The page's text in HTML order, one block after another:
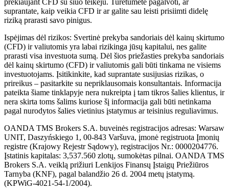
suprantate, kaip veikia CFD ir ar galite sau leisti prisiimti didelę
riziką prarasti savo pinigus.
Ispėjimas dėl rizikos: Svertinė prekyba sandoriais dėl kainų skirtumo
(CFD) ir valiutomis yra labai rizikinga jūsų kapitalui, nes galite
prarasti visa investuota sumą. Dėl šios priežasties prekyba sandoriais
dėl kainų skirtumo (CFD) ir valiutomis gali būti tinkama ne visiems
investuotojams. Įsitikinkite, kad suprantate susijusias rizikas, o
prireikus – pasitarkite su nepriklausomais konsultantais. Informacija
pateikta šiame tinklapyje nera nukreipta į tam tikros šalies klientus, ir
nera skirta toms šalims kuriose šį informacija gali būti netinkama
pagal nurodytos šalies vietinius įstatymus ar teisinius reguliavimus.
OANDA TMS Brokers S.A. buveinės registracijos adresas: Warsaw
UNIT, Daszyńskiego 1, 00-843 Varšuva, įmonė registruota Įmonių
registre (Krajowy Rejestr Sądowy), registracijos Nr.: 0000204776.
Įstatinis kapitalas: 3,537.560 zlotų, sumokėtas pilnai. OANDA TMS
Brokers S.A. veiklą prižiuri Lenkijos Finansų Įstaigų Priežiūros
Tarnyba (KNF), pagal balandžio 26 d. 2004 metų įstatymą.
(KPWiG-4021-54-1/2004).